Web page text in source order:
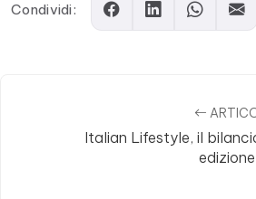
Condividi:
Italian Lifestyle, il